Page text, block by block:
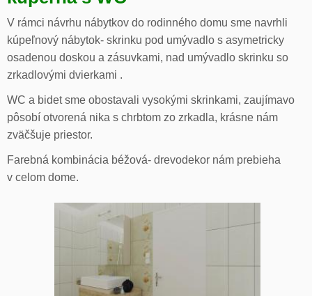
V rámci návrhu nábytkov do rodinného domu sme navrhli
kúpeľnový nábytok- skrinku pod umývadlo s asymetricky
osadenou doskou a zásuvkami, nad umývadlo skrinku so
zrkadlovými dvierkami .
WC a bidet sme obostavali vysokými skrinkami, zaujímavo
pôsobí otvorená nika s chrbtom zo zrkadla, krásne nám
zväčšuje priestor.
Farebná kombinácia béžová- drevodekor nám prebieha
v celom dome.